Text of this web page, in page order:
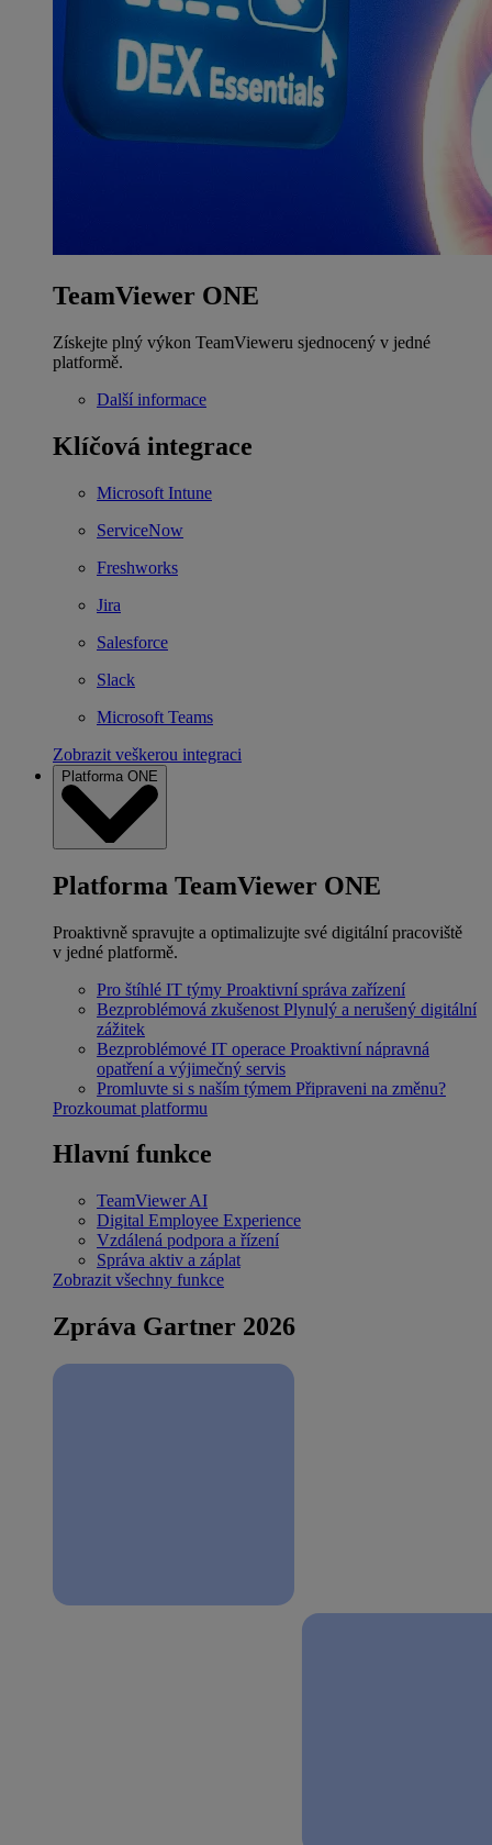
TeamViewer ONE
Získejte plný výkon TeamVieweru sjednocený v jedné
platformě.
Další informace
Klíčová integrace
Microsoft Intune
ServiceNow
Freshworks
Jira
Salesforce
Slack
Microsoft Teams
Zobrazit veškerou integraci
Platforma ONE
Platforma TeamViewer ONE
Proaktivně spravujte a optimalizujte své digitální pracoviště
v jedné platformě.
Pro štíhlé IT týmy Proaktivní správa zařízení
Bezproblémová zkušenost Plynulý a nerušený digitální
zážitek
Bezproblémové IT operace Proaktivní nápravná
opatření a výjimečný servis
Promluvte si s naším týmem Připraveni na změnu?
Prozkoumat platformu
Hlavní funkce
TeamViewer AI
Digital Employee Experience
Vzdálená podpora a řízení
Správa aktiv a záplat
Zobrazit všechny funkce
Zpráva Gartner 2026